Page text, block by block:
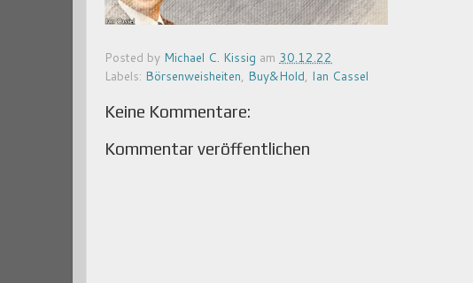
Posted by Michael C. Kissig am 30.12.22
Labels: Börsenweisheiten, Buy&Hold, Ian Cassel
Keine Kommentare:
Kommentar veröffentlichen